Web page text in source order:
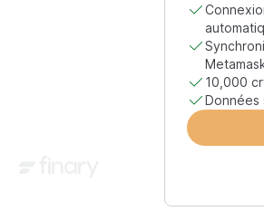
10,000
Données